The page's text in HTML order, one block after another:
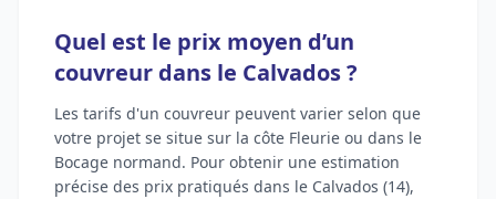
Quel est le prix moyen d’un
couvreur dans le Calvados ?
Les tarifs d'un couvreur peuvent varier selon que
votre projet se situe sur la côte Fleurie ou dans le
Bocage normand. Pour obtenir une estimation
précise des prix pratiqués dans le Calvados (14),